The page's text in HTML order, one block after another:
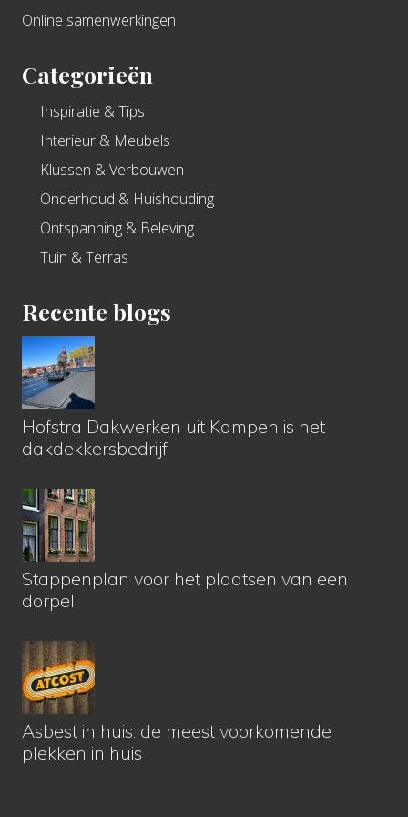
Online samenwerkingen
Categorieën
Inspiratie & Tips
Interieur & Meubels
Klussen & Verbouwen
Onderhoud & Huishouding
Ontspanning & Beleving
Tuin & Terras
Recente blogs
Hofstra Dakwerken uit Kampen is het
dakdekkersbedrijf
Stappenplan voor het plaatsen van een
dorpel
Asbest in huis: de meest voorkomende
plekken in huis